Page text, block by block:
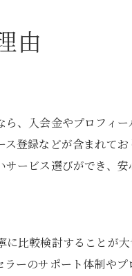
のコツ
た選び方の工夫
ンの特徴を解説
所の選び方
極める基準
場合の判断材料
由
、入会金やプロフィ
登録などが含まれて
ービス選びができ、安
比較検討することが
ーのサポート体制や